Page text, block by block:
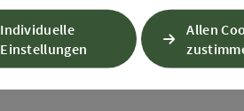
St.
Telefon
+43 664
MODI
Individuelle
Einstellungen
Allen